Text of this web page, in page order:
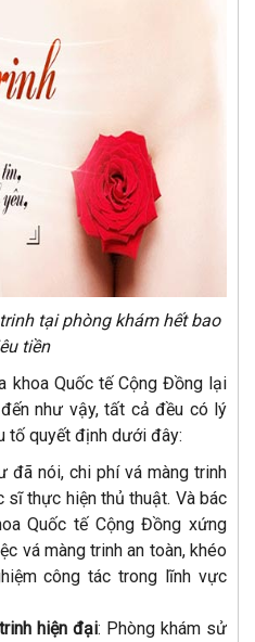
tại phòng khám hết bao
tiền
khoa Quốc tế Cộng Đồng lại
như vậy, tất cả đều có lý
tố quyết định dưới đây:
đã nói, chi phí vá màng trinh
sĩ thực hiện thủ thuật. Và bác
Quốc tế Cộng Đồng xứng
vá màng trinh an toàn, khéo
công tác trong lĩnh vực
hiện đại: Phòng khám sử